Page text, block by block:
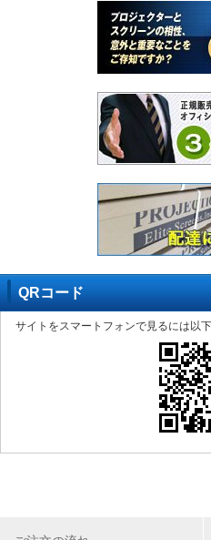
QRコード
サイトをスマートフォンで見るには以